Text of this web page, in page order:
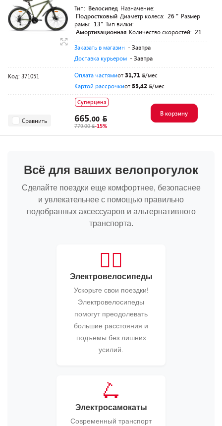
Тип: Велосипед Назначение:
Подростковый Диаметр колеса: 26 " Размер
рамы: 13" Тип вилки:
Амортизационная Количество скоростей: 21
Заказать в магазин - Завтра
Доставка курьером - Завтра
Код: 371051 Оплата частямиот31,71
/мес
Картой рассрочкиот 55,42 /мес
Сравнить
Суперцена
665.00
779.00 -15%
В корзину
Всё для ваших велопрогулок
Сделайте поездки еще комфортнее, безопаснее
и увлекательнее с помощью правильно
подобранных аксессуаров и альтернативного
транспорта.
🚴‍♂️
Электровелосипеды
Ускорьте свои поездки!
Электровелосипеды
помогут преодолевать
большие расстояния и
подъемы без лишних
усилий.
🛴
Электросамокаты
Современный транспорт